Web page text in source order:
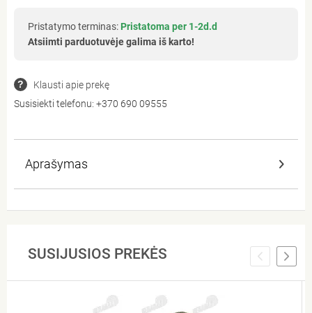
Pristatymo terminas: Pristatoma per 1-2d.d
Atsiimti parduotuvėje galima iš karto!
Klausti apie prekę
Susisiekti telefonu: +370 690 09555
Aprašymas
SUSIJUSIOS PREKĖS